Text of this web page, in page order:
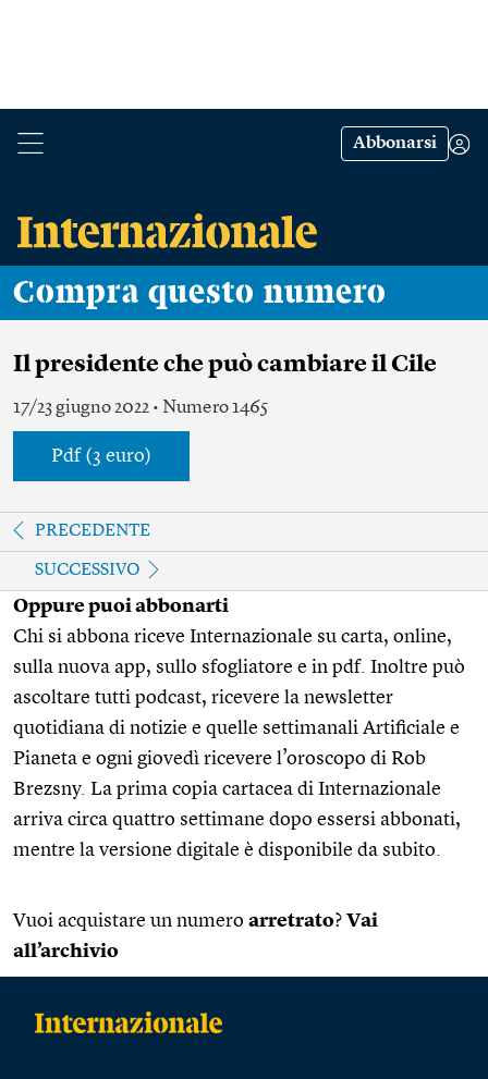
Abbonarsi
Compra questo numero
Il presidente che può cambiare il Cile
17/23 giugno 2022 • Numero 1465
Pdf (3 euro)
PRECEDENTE
SUCCESSIVO
Oppure puoi abbonarti
Chi si abbona riceve Internazionale su carta, online,
sulla nuova app, sullo sfogliatore e in pdf. Inoltre può
ascoltare tutti podcast, ricevere la newsletter
quotidiana di notizie e quelle settimanali Artificiale e
Pianeta e ogni giovedì ricevere l’oroscopo di Rob
Brezsny. La prima copia cartacea di Internazionale
arriva circa quattro settimane dopo essersi abbonati,
mentre la versione digitale è disponibile da subito.
Vuoi acquistare un numero arretrato? Vai
all’archivio